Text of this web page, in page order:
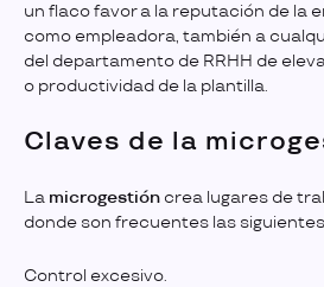
un flaco favor a la reputación de la
como empleadora, también a
del departamento de RRHH de
o productividad de la plantilla.
Claves de la
La microgestión crea lugares de
donde son frecuentes las
Control excesivo.